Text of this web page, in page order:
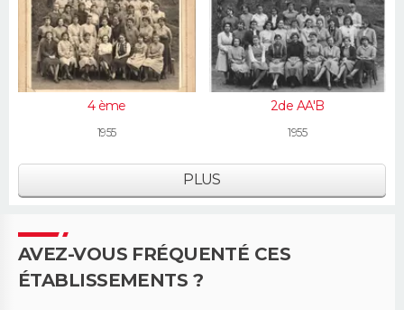
4 ème
1955
2de AA'B
1955
PLUS
AVEZ-VOUS FRÉQUENTÉ CES
ÉTABLISSEMENTS ?